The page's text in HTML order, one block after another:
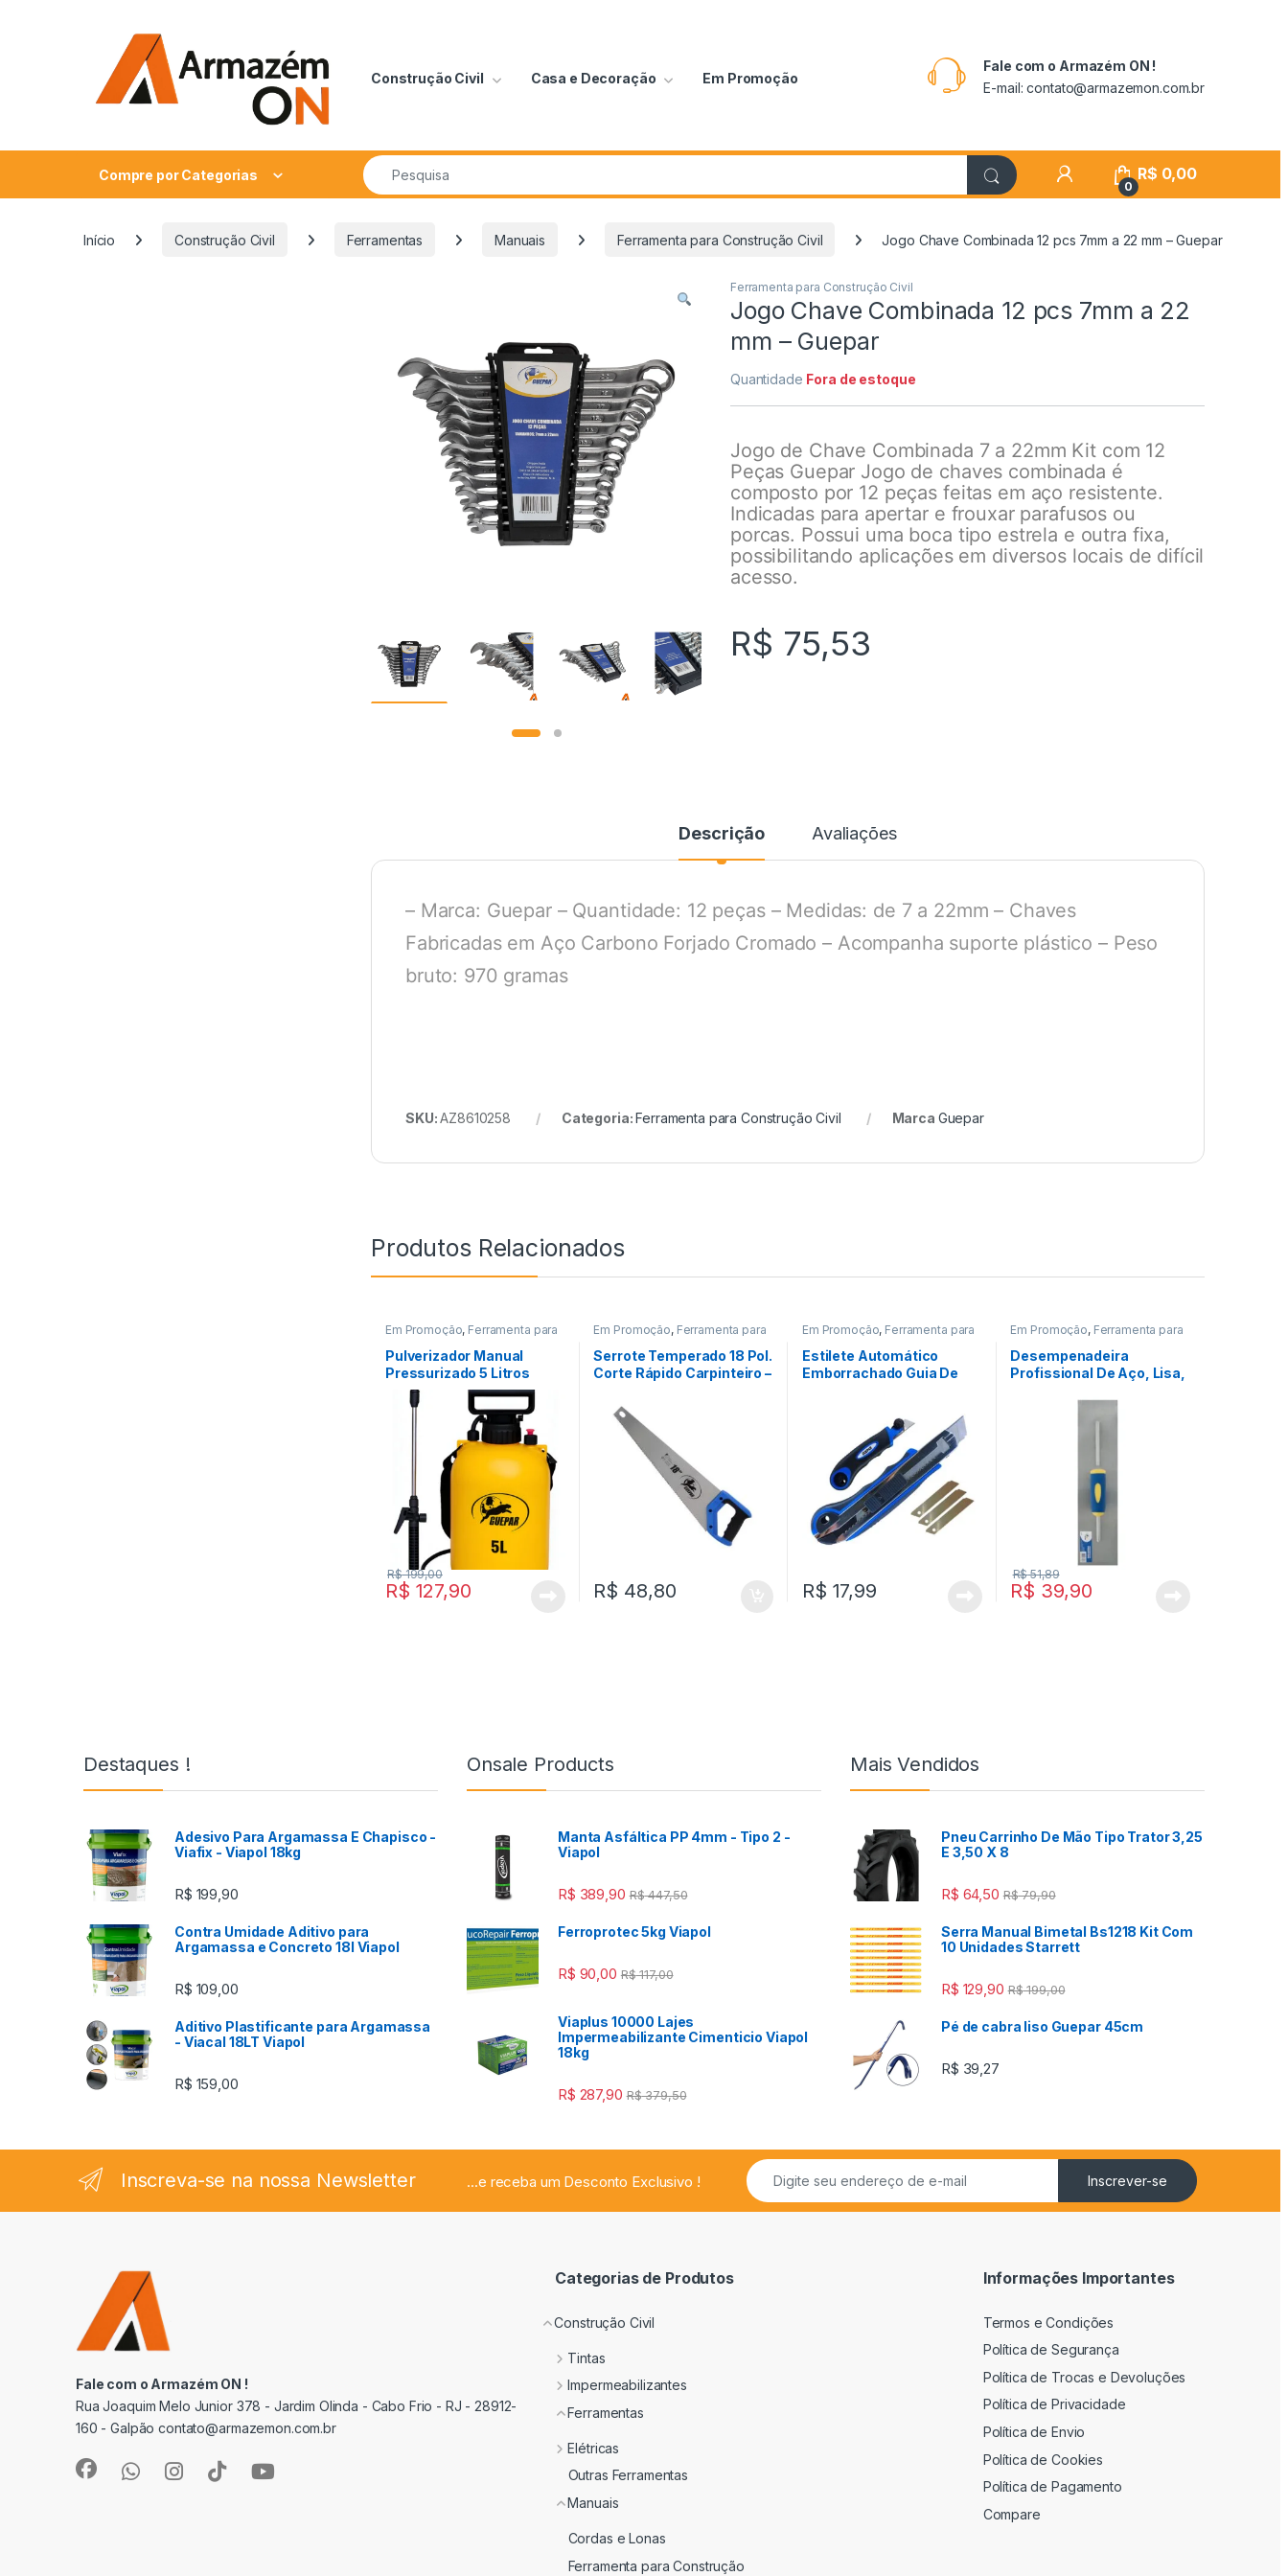
Construção Civil Casa e Decoração Em Promoção
Fale com o Armazém ON !
E-mail: contato@armazemon.com.br
Compre por Categorias
0
R$ 0,00
Início Construção Civil Ferramentas Manuais Ferramenta para Construção Civil Jogo Chave Combinada 12 pcs 7mm a 22 mm – Guepar
Ferramenta para Construção Civil
Jogo Chave Combinada 12 pcs 7mm a 22
mm – Guepar
Quantidade Fora de estoque
Jogo de Chave Combinada 7 a 22mm Kit com 12
Peças Guepar Jogo de chaves combinada é
composto por 12 peças feitas em aço resistente.
Indicadas para apertar e frouxar parafusos ou
porcas. Possui uma boca tipo estrela e outra fixa,
possibilitando aplicações em diversos locais de difícil
acesso.
R$ 75,53
Descrição Avaliações
– Marca: Guepar – Quantidade: 12 peças – Medidas: de 7 a 22mm – Chaves
Fabricadas em Aço Carbono Forjado Cromado – Acompanha suporte plástico – Peso
bruto: 970 gramas
SKU:AZ8610258 Categoria:Ferramenta para Construção Civil Marca Guepar
Produtos Relacionados
Em Promoção, Ferramenta para
Construção Civil
Ferramentas
Pulverizador Manual
Pressurizado 5 Litros
Multiuso Guepar
R$ 127,90
R$199,00
Em Promoção, Ferramenta para
Construção Civil
Ferramentas
Serrote Temperado 18 Pol.
Corte Rápido Carpinteiro –
R$ 48,80
Em Promoção, Ferramenta para
Construção Civil
Ferramentas
Estilete Automático
Emborrachado Guia De
R$ 17,99
Em Promoção, Ferramenta para
Construção Civil
Ferramenta
para Pintura,Ferramentas
Desempenadeira
Profissional De Aço, Lisa,
R$ 39,90
R$51,89
Destaques !
Adesivo Para Argamassa E Chapisco -
Viafix - Viapol 18kg
R$ 199,90
Contra Umidade Aditivo para
Argamassa e Concreto 18l Viapol
R$ 109,00
Aditivo Plastificante para Argamassa
- Viacal 18LT Viapol
R$ 159,00
Onsale Products
Manta Asfáltica PP 4mm - Tipo 2 -
Viapol
R$ 389,90 R$447,50
Ferroprotec 5kg Viapol
R$ 90,00 R$117,00
Viaplus 10000 Lajes
Impermeabilizante Cimenticio Viapol
18kg
R$ 287,90 R$379,50
Mais Vendidos
Pneu Carrinho De Mão Tipo Trator 3,25
E 3,50 X 8
R$ 64,50 R$79,90
Serra Manual Bimetal Bs1218 Kit Com
10 Unidades Starrett
R$ 129,90 R$199,00
Pé de cabra liso Guepar 45cm
R$ 39,27
Inscreva-se na nossa Newsletter ...e receba um Desconto Exclusivo ! Inscrever-se
Fale com o Armazém ON !
Rua Joaquim Melo Junior 378 - Jardim Olinda - Cabo Frio - RJ - 28912-
160 - Galpão contato@armazemon.com.br
Categorias de Produtos
Construção Civil
Tintas
Impermeabilizantes
Ferramentas
Elétricas
Outras Ferramentas
Manuais
Cordas e Lonas
Ferramenta para Construção
Informações Importantes
Termos e Condições
Política de Segurança
Política de Trocas e Devoluções
Política de Privacidade
Política de Envio
Política de Cookies
Política de Pagamento
Compare